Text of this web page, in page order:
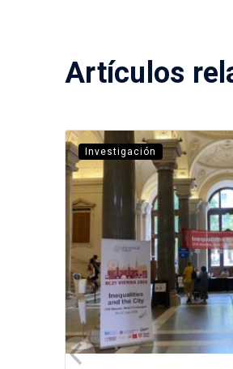
Artículos
Investigación